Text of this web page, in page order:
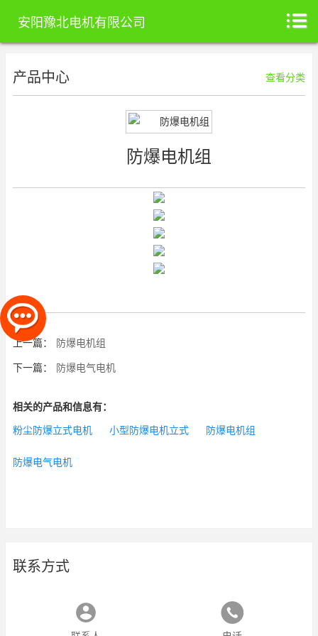
安阳豫北电机有限公司
产品中心 查看分类
防爆电机组
上一篇： 防爆电机组
下一篇： 防爆电气电机
相关的产品和信息有：
粉尘防爆立式电机 小型防爆电机立式 防爆电机组
防爆电气电机
联系方式